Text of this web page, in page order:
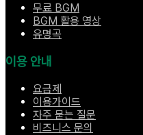
무료 BGM
BGM 활용 영상
유명곡
이용 안내
요금제
이용가이드
자주 묻는 질문
비즈니스 문의